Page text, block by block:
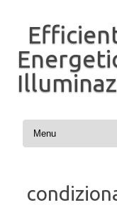
Vai al contenuto